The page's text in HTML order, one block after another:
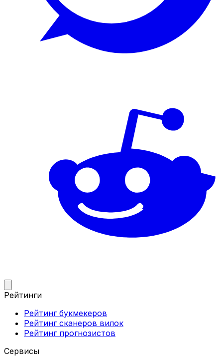
Рейтинги
Рейтинг букмекеров
Рейтинг сканеров вилок
Рейтинг прогнозистов
Сервисы